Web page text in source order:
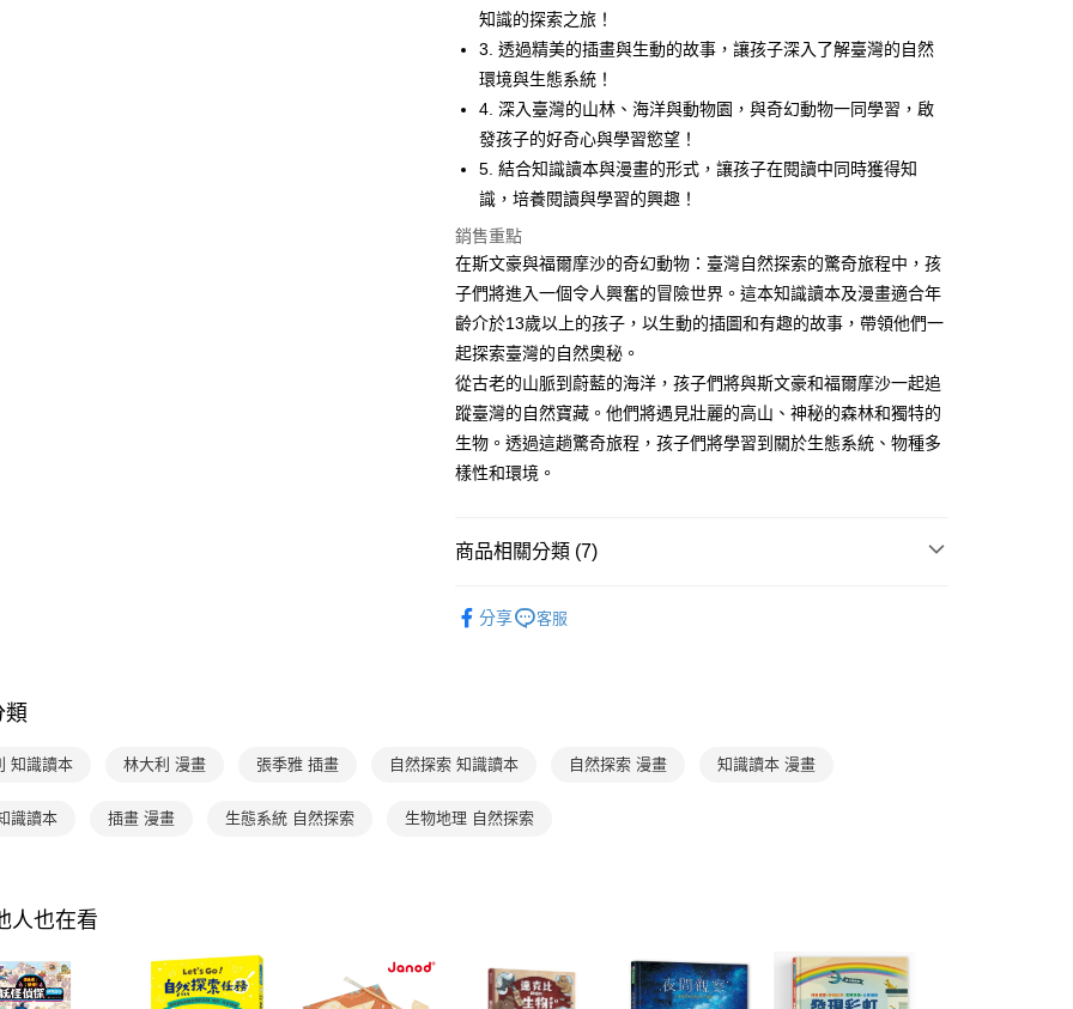
4.訂單成立30分鐘內，如未前往確認交易或遇審核未通過，訂單將自動取
消。如遇「轉專審核」未通過狀況，表示未達大哥付你分期系統評分，恕
無法說明評估內容。
【繳款方式說明】
1.分期款項不併入電信帳單，「大哥付你分期」於每月結算日後寄送繳費提
醒簡訊。
2.透過簡訊連結打開帳單後，可選擇「超商條碼／台灣大直營門市／銀行轉
帳／街口支付／iPASS MONEY」等通路繳費。
1.本服務係由「台灣大哥大股份有限公司」（以下簡稱本公司）所提供，讓
用戶於交易時，得透過本服務購買商品或服務，並由商店將買賣／分期付
款買賣價金債權讓與本公司後，依約使用本公司帳單繳交帳款。
資料（包含姓名、電話或地址）提供予台灣大哥大進項蒐集、處理及利
用，由本公司與您本人進行分期帳單所需資料之確認、核對及更正。
3.完整用戶服務條款，請詳閱以下連結：https://oppay.tw/userRule
便利好安心！
１．簡單：不需註冊會員、不需綁卡、不需儲值。
２．便利：只要手機號碼，簡訊認證，即可結帳。
３．安心：先確認商品／服務後，再付款。
【「AFTEE先享後付」結帳流程】
１．於結帳方式選擇「AFTEE先享後付」後，將跳轉至「AFTEE先享後
付」結帳頁面，進行簡訊認證並確認金額後，即可完成結帳。
３．收到繳費通知簡訊後14天內，點擊此簡訊中的連結，可透過四大超商
／ATM／網路銀行／等多元方式進行付款，方視為交易完成。
※ 請注意：結帳手續完成當下不需立刻繳費，但若您需要取消訂單，請聯
絡購買商品的店家。未經商家同意取消之訂單仍視為有效，需透過AFTEE
先享後付繳納相關費用。
※ 交易是否成功請以「AFTEE先享後付 」之結帳頁面顯示為準，若有關於
是否繳費成功／繳費後需取消欲退款等相關疑問，請聯繫「AFTEE先享後
付客戶支援中心」https://netprotections.freshdesk.com/support/home
１．透過由恩沛科技股份有限公司提供之「AFTEE先享後付」服務完成之
交易，需依本服務之必要範圍內提供個人資料，並將交易相關給付款項請
求債權轉讓予恩沛科技股份有限公司。
２．關於個人資料處理事宜，請瀏覽以下網址：
「AFTEE先享後付」，若未經同意申辦者引起之損失，本公司不負相關責
即時審查核予不同之上限額度；若仍有額度不足之情形，本公司將視審查
運送方式
付款後全家取貨
每筆NT$70，滿NT$800(含以上)免運費
國內宅配/郵寄 (不適用離島、海外及郵局i郵箱)
每筆NT$70，滿NT$800(含以上)免運費
離島宅配（澎湖、金門、馬祖、小琉球；不適用於郵局i郵箱）
海外包裹航空運送 查看運費
知識的探索之旅！
3. 透過精美的插畫與生動的故事，讓孩子深入了解臺灣的自然
環境與生態系統！
4. 深入臺灣的山林、海洋與動物園，與奇幻動物一同學習，啟
發孩子的好奇心與學習慾望！
5. 結合知識讀本與漫畫的形式，讓孩子在閱讀中同時獲得知
識，培養閱讀與學習的興趣！
銷售重點
在斯文豪與福爾摩沙的奇幻動物：臺灣自然探索的驚奇旅程中，孩
子們將進入一個令人興奮的冒險世界。這本知識讀本及漫畫適合年
齡介於13歲以上的孩子，以生動的插圖和有趣的故事，帶領他們一
起探索臺灣的自然奧秘。
從古老的山脈到蔚藍的海洋，孩子們將與斯文豪和福爾摩沙一起追
蹤臺灣的自然寶藏。他們將遇見壯麗的高山、神秘的森林和獨特的
生物。透過這趟驚奇旅程，孩子們將學習到關於生態系統、物種多
樣性和環境。
商品相關分類 (7)
主題書單 得獎推薦 兒童深耕閱讀「兒童閱讀優良媒材」 評選
分享 客服
類
知識讀本 林大利 漫畫 張季雅 插畫 自然探索 知識讀本 自然探索 漫畫 知識讀本 漫畫
識讀本 插畫 漫畫 生態系統 自然探索 生物地理 自然探索
人也在看